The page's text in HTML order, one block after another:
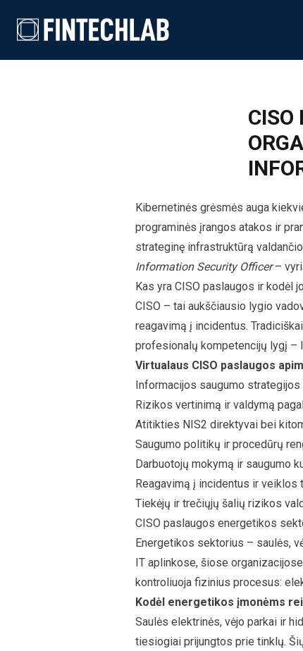
CISO
Kibernetinės grėsmės auga
programinės įrangos atakos ir
strateginę infrastruktūrą
Information Security Officer–
Kas yra CISO paslaugos ir kodėl
CISO – tai aukščiausio lygio
reagavimą į incidentus.
profesionalų kompetencijų lygį –
Virtualaus CISO paslaugos
Informacijos saugumo
Rizikos vertinimą ir valdymą
Atitikties NIS2 direktyvai bei
Saugumo politikų ir procedūrų
Darbuotojų mokymą ir saugumo
Reagavimą į incidentus ir veiklos
Tiekėjų ir trečiųjų šalių rizikos
CISO paslaugos energetikos
Energetikos sektorius – saulės,
IT aplinkose, šiose
kontroliuoja fizinius procesus:
Kodėl energetikos įmonėms
Saulės elektrinės, vėjo parkai ir
tiesiogiai prijungtos prie tinklų.